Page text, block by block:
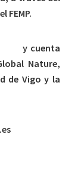
FEMP.
y cuenta
Nature,
de Vigo y la